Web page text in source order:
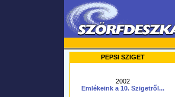
PEPSI SZIGET
2002
Emlékeink a 10. Szigetről...